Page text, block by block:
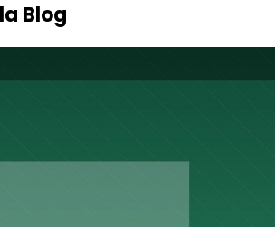
Blog